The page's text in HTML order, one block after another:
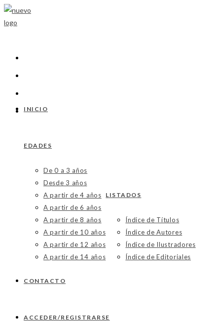
INICIO
EDADES
De 0 a 3 años
Desde 3 años
A partir de 4 años
A partir de 6 años
A partir de 8 años
A partir de 10 años
A partir de 12 años
A partir de 14 años
LISTADOS
Índice de Títulos
Índice de Autores
Índice de Ilustradores
Índice de Editoriales
CONTACTO
ACCEDER/REGISTRARSE